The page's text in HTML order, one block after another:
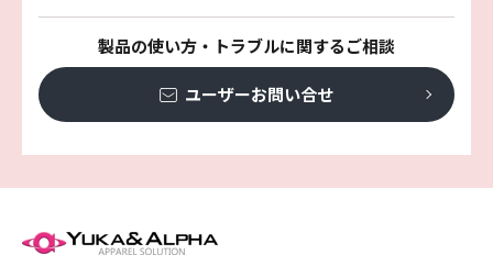
製品の使い方・トラブルに関するご相談
ユーザーお問い合せ